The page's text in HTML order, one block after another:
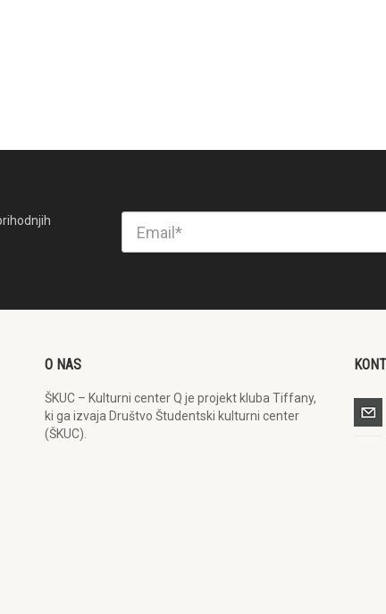
O NAS
ŠKUC – Kulturni center Q je projekt kluba Tiffany,
ki ga izvaja Društvo Študentski kulturni center
(ŠKUC).